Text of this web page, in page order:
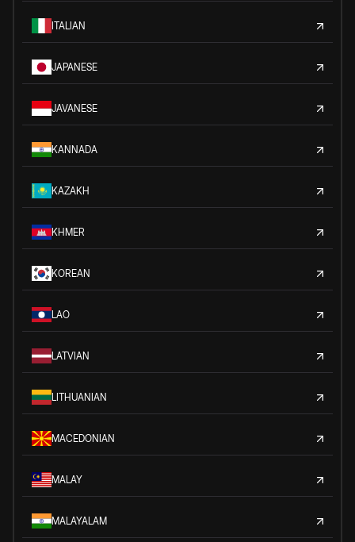
ITALIAN
JAPANESE
JAVANESE
KANNADA
KAZAKH
KHMER
KOREAN
LAO
LATVIAN
LITHUANIAN
MACEDONIAN
MALAY
MALAYALAM